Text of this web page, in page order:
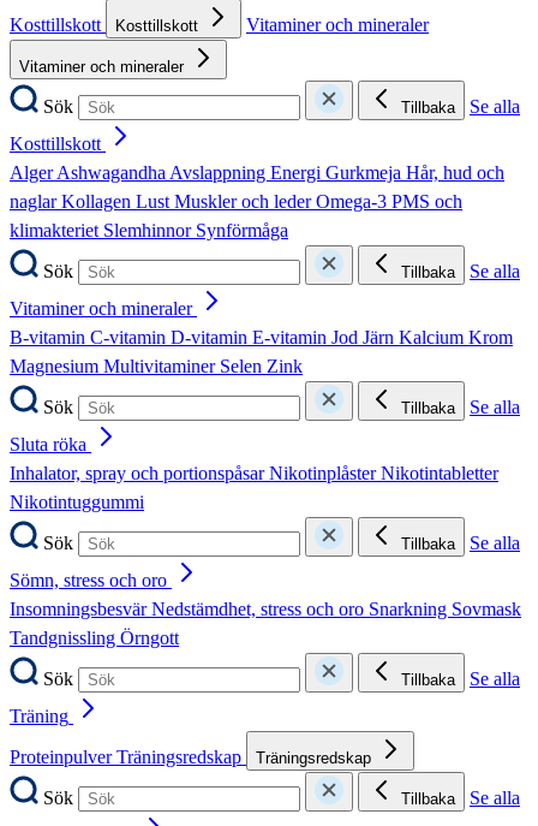
Kosttillskott
Kosttillskott Vitaminer och mineraler
Vitaminer och mineraler
Sök Tillbaka
Se alla
Kosttillskott
AlgerAshwagandhaAvslappning Energi Gurkmeja Hår, hud och
naglarKollagen LustMuskler och lederOmega-3 PMS och
klimakteriet Slemhinnor Synförmåga
Sök
Tillbaka
Se alla
Vitaminer och mineraler
B-vitamin C-vitamin D-vitamin E-vitamin Jod Järn Kalcium Krom
Magnesium Multivitaminer Selen Zink
Sök
Tillbaka
Se alla
Sluta röka
Inhalator, spray och portionspåsarNikotinplåsterNikotintabletter
Nikotintuggummi
Sök
Tillbaka
Se alla
Sömn, stress och oro
InsomningsbesvärNedstämdhet, stress och oro Snarkning Sovmask
Tandgnissling Örngott
Sök
Tillbaka
Se alla
Träning
ProteinpulverTräningsredskap Träningsredskap
Sök Tillbaka
Se alla